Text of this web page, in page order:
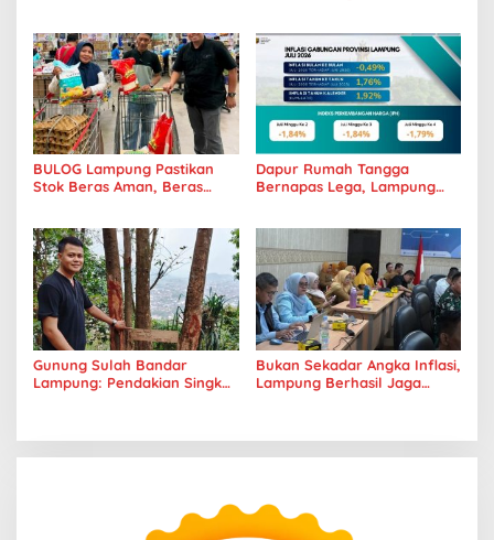
BULOG Lampung Pastikan
Stok Beras Aman, Beras
Dapur Rumah Tangga
Bernapas Lega, Lampung
Gunung Sulah Bandar
Lampung: Pendakian Singkat
Bukan Sekadar Angka Inflasi,
Lampung Berhasil Jaga